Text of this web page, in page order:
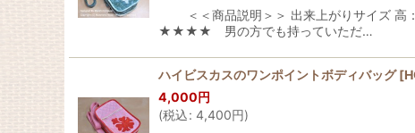
＜＜商品説明＞＞ 出来上がりサイズ 高：
★★★★ 男の方でも持っていただ…
ハイビスカスのワンポイントボディバッグ [
4,000円
(税込: 4,400円)